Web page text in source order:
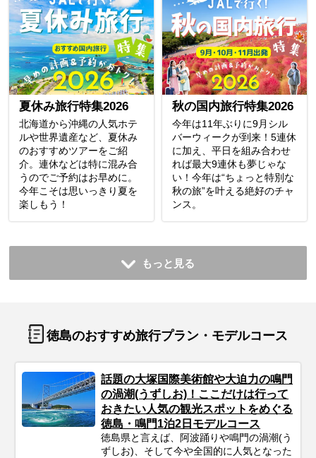
夏休み旅行特集2026
北海道から沖縄の人気ホテ
ルや世界遺産など、夏休み
のおすすめツアーをご紹
介。連休などは特に混み合
うのでご予約はお早めに。
今年こそは思いっきり夏を
楽しもう！
秋の国内旅行特集2026
今年は11年ぶりに9月シル
バーウィークが到来！5連休
に加え、平日を組み合わせ
れば最大9連休も夢じゃな
い！今年は“ちょっと特別な
秋の旅”を叶える絶好のチャ
ンス。
もっと見る
徳島のおすすめ旅行プラン・モデルコース
話題の大塚国際美術館や大迫力の鳴門
の渦潮(うずしお)！ここだけは行って
おきたい人気の観光スポットをめぐる
徳島・鳴門1泊2日モデルコース
徳島県と言えば、阿波踊りや鳴門の渦潮(う
ずしお)、そして今や全国的に人気となった